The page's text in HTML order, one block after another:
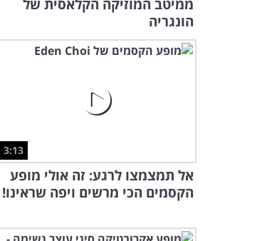
ממיטב המוזיקה הקלאסית של
הונגריה
3:13
אל תמצמצו לרגע: זה אולי מופע
הקסמים הכי מרשים ויפה שראינו!